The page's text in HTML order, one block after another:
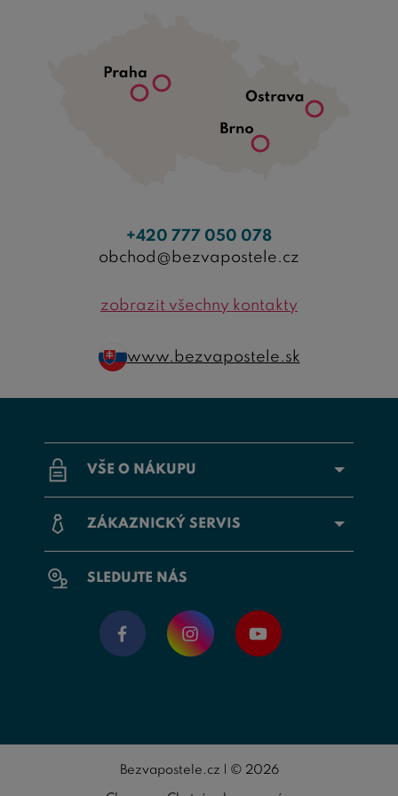
VŠE O NÁKUPU
ZÁKAZNICKÝ SERVIS
SLEDUJTE NÁS
+420 777 050 078
obchod@bezvapostele.cz
zobrazit všechny kontakty
www.bezvapostele.sk
Bezvapostele.cz | © 2026